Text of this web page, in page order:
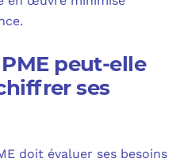
peut-elle
ses
doit évaluer ses besoins